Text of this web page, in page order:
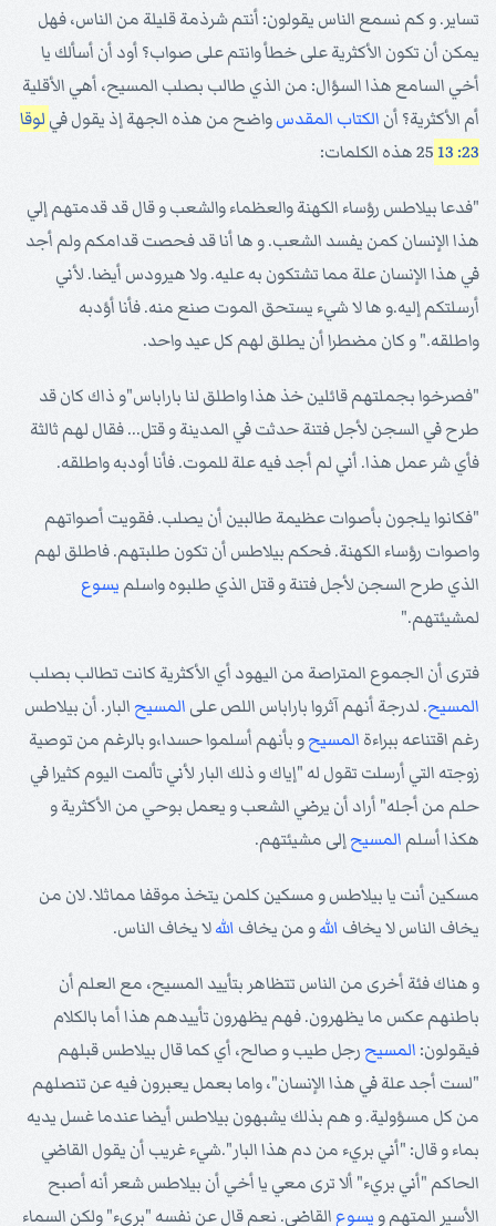
تساير. و كم نسمع الناس يقولون: أنتم شرذمة قليلة من الناس، فهل
يمكن أن تكون الأكثرية على خطأ وانتم على صواب؟ أود أن أسألك يا
أخي السامع هذا السؤال: من الذي طالب بصلب المسيح، أهي الأقلية
أم الأكثرية؟ أن الكتاب المقدسواضح من هذه الجهة إذ يقول في لوقا
23: 13
25 هذه الكلمات:
"فدعا بيلاطس رؤساء الكهنة والعظماء والشعب و قال قد قدمتهم إلي
هذا الإنسان كمن يفسد الشعب. و ها أنا قد فحصت قدامكم ولم أجد
في هذا الإنسان علة مما تشتكون به عليه. ولا هيرودس أيضا. لأني
أرسلتكم إليه.و ها لا شيء يستحق الموت صنع منه. فأنا أؤدبه
واطلقه." و كان مضطرا أن يطلق لهم كل عيد واحد.
"فصرخوا بجملتهم قائلين خذ هذا واطلق لنا باراباس"و ذاك كان قد
طرح في السجن لأجل فتنة حدثت في المدينة و قتل... فقال لهم ثالثة
فأي شر عمل هذا. أني لم أجد فيه علة للموت. فأنا أودبه واطلقه.
"فكانوا يلجون بأصوات عظيمة طالبين أن يصلب. فقويت أصواتهم
واصوات رؤساء الكهنة. فحكم بيلاطس أن تكون طلبتهم. فاطلق لهم
الذي طرح السجن لأجل فتنة و قتل الذي طلبوه واسلم يسوع
لمشيئتهم."
فترى أن الجموع المتراصة من اليهود أي الأكثرية كانت تطالب بصلب
المسيح. لدرجة أنهم آثروا باراباس اللص على المسيح البار. أن بيلاطس
رغم اقتناعه ببراءة المسيحو بأنهم أسلموا حسدا،و بالرغم من توصية
زوجته التي أرسلت تقول له "إياك و ذلك البار لأني تألمت اليوم كثيرا في
حلم من أجله" أراد أن يرضي الشعب و يعمل بوحي من الأكثرية و
هكذا أسلم المسيحإلى مشيئتهم.
مسكين أنت يا بيلاطس و مسكين كلمن يتخذ موقفا مماثلا. لان من
يخاف الناس لا يخاف اللهو من يخاف اللهلا يخاف الناس.
و هناك فئة أخرى من الناس تتظاهر بتأييد المسيح، مع العلم أن
باطنهم عكس ما يظهرون. فهم يظهرون تأييدهم هذا أما بالكلام
فيقولون: المسيح رجل طيب و صالح، أي كما قال بيلاطس قبلهم
"لست أجد علة في هذا الإنسان"، واما بعمل يعبرون فيه عن تنصلهم
من كل مسؤولية. و هم بذلك يشبهون بيلاطس أيضا عندما غسل يديه
بماء و قال: "أني بريء من دم هذا البار".شيء غريب أن يقول القاضي
الحاكم "أني بريء" ألا ترى معي يا أخي أن بيلاطس شعر أنه أصبح
الأسير المتهم و يسوع القاضي. نعم قال عن نفسه "بريء" ولكن السماء